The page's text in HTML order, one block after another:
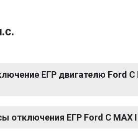
ЕГР двигателю Ford C
отключения ЕГР Ford C MAX I